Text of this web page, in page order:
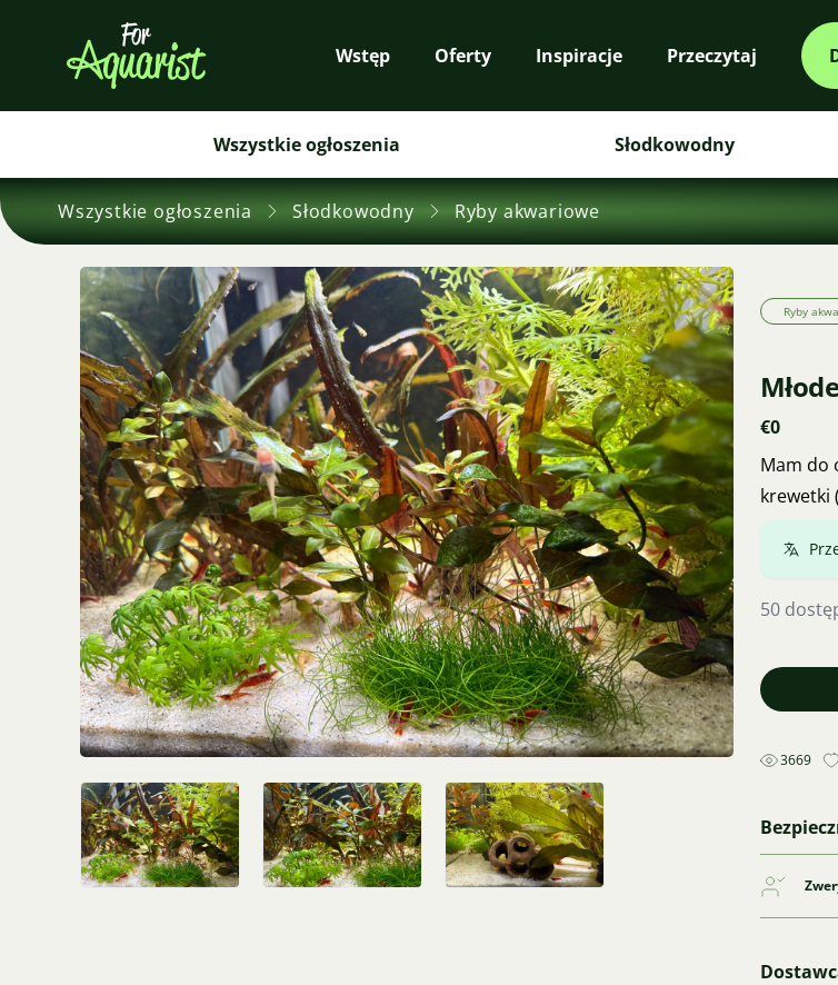
Wstęp Oferty Inspiracje Przeczytaj
Wszystkie ogłoszenia Słodkowodny
Wszystkie ogłoszenia Słodkowodny Ryby akwariowe
Ryby
€0
Mam do
krewetki
50
3669